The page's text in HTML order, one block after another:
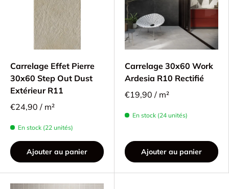
Carrelage Effet Pierre
30x60 Step Out Dust
Extérieur R11
€24,90 / m²
En stock (22 unités)
Ajouter au panier
Carrelage 30x60 Work
Ardesia R10 Rectifié
€19,90 / m²
En stock (24 unités)
Ajouter au panier